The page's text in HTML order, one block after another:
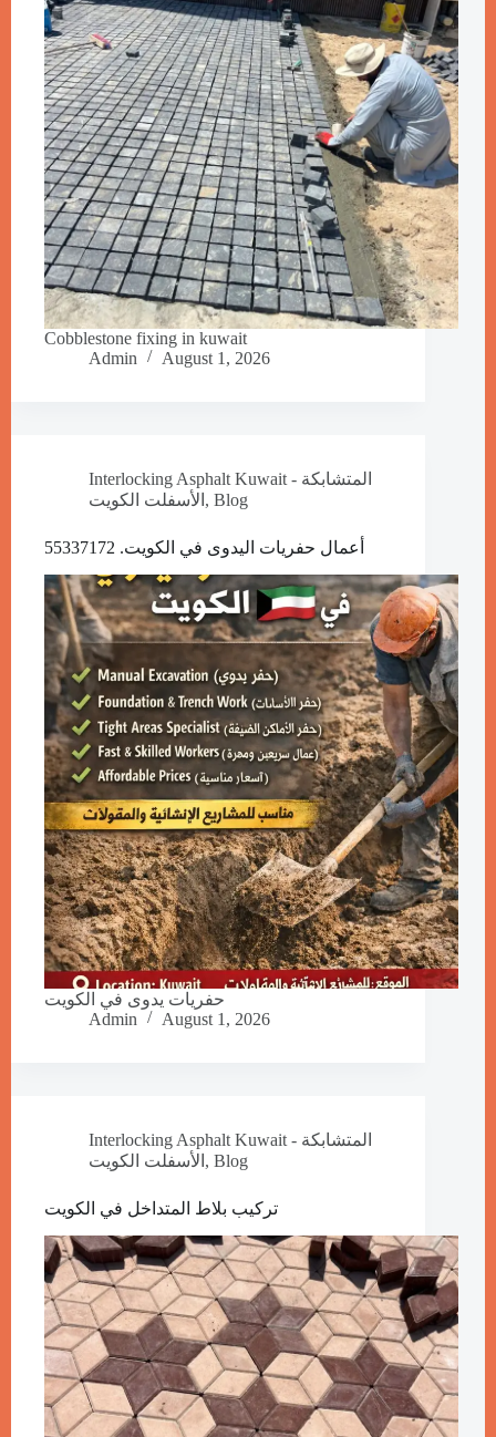
Cobblestone fixing in kuwait
Admin
August 1, 2026
Interlocking Asphalt Kuwait - المتشابكة
الأسفلت الكويت , Blog
أعمال حفريات اليدوى في الكويت. 55337172
حفريات يدوى في الكويت
Admin
August 1, 2026
Interlocking Asphalt Kuwait - المتشابكة
الأسفلت الكويت , Blog
تركيب بلاط المتداخل في الكويت